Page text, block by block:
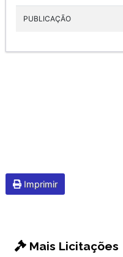
PUBLICAÇÃO
Imprimir
Mais Licitações